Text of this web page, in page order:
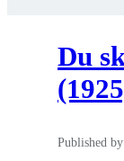
Du
Published by